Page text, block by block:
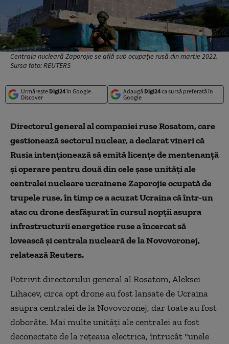
Centrala nucleară Zaporojie se află sub ocupație rusă din martie 2022.
Sursa foto: REUTERS
Urmărește Digi24în Google
Discover
Adaugă Digi24ca sursă preferată în
Google
Directorul general al companiei ruse Rosatom, care
gestionează sectorul nuclear, a declarat vineri că
Rusia intenţionează să emită licenţe de mentenanţă
şi operare pentru două din cele şase unităţi ale
centralei nucleare ucrainene Zaporojie ocupată de
trupele ruse, în timp ce a acuzat Ucraina că într-un
atac cu drone desfăşurat în cursul nopţii asupra
infrastructurii energetice ruse a încercat să
lovească şi centrala nucleară de la Novovoronej,
relatează Reuters.
Potrivit directorului general al Rosatom, Aleksei
Lihacev, circa opt drone au fost lansate de Ucraina
asupra centralei de la Novovoronej, dar toate au fost
doborâte. Mai multe unităţi ale centralei au fost
deconectate de la reţeaua electrică, întrucât "unele